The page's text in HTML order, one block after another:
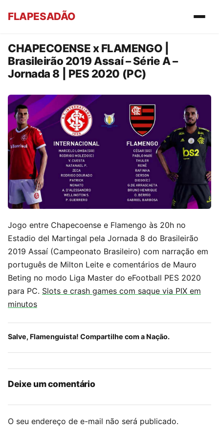
FLAPESADÃO
CHAPECOENSE x FLAMENGO |
Brasileirão 2019 Assaí – Série A –
Jornada 8 | PES 2020 (PC)
Jogo entre Chapecoense e Flamengo às 20h no
Estadio del Martingal pela Jornada 8 do Brasileirão
2019 Assaí (Campeonato Brasileiro) com narração em
português de Milton Leite e comentários de Mauro
Beting no modo Liga Master do eFootball PES 2020
para PC. Slots e crash games com saque via PIX em
minutos
Salve, Flamenguista! Compartilhe com a Nação.
Deixe um comentário
O seu endereço de e-mail não será publicado.